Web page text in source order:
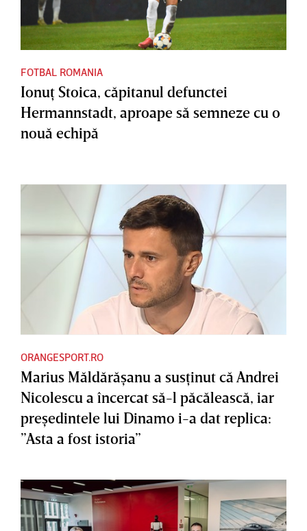
FOTBAL ROMANIA
Ionuţ Stoica, căpitanul defunctei
Hermannstadt, aproape să semneze cu o
nouă echipă
ORANGESPORT.RO
Marius Măldărăşanu a susţinut că Andrei
Nicolescu a încercat să-l păcălească, iar
preşedintele lui Dinamo i-a dat replica:
”Asta a fost istoria”